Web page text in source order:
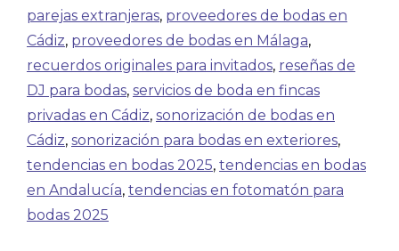
parejas extranjeras, proveedores de bodas en
Cádiz, proveedores de bodas en Málaga,
recuerdos originales para invitados, reseñas de
DJ para bodas, servicios de boda en fincas
privadas en Cádiz, sonorización de bodas en
Cádiz, sonorización para bodas en exteriores,
tendencias en bodas 2025, tendencias en bodas
en Andalucía, tendencias en fotomatón para
bodas 2025